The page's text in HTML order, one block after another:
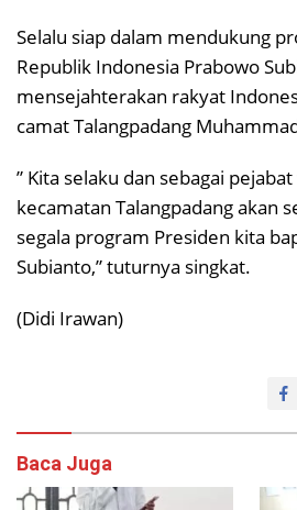
Selalu siap dalam mendukung
Republik Indonesia Prabowo
mensejahterakan rakyat
camat Talangpadang
” Kita selaku dan sebagai
kecamatan Talangpadang akan
segala program Presiden kita
Subianto,” tuturnya singkat.
(Didi Irawan)
Baca Juga